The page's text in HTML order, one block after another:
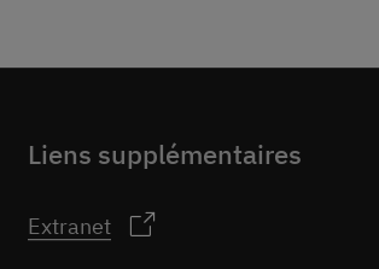
Liens supplémentaires
Extranet